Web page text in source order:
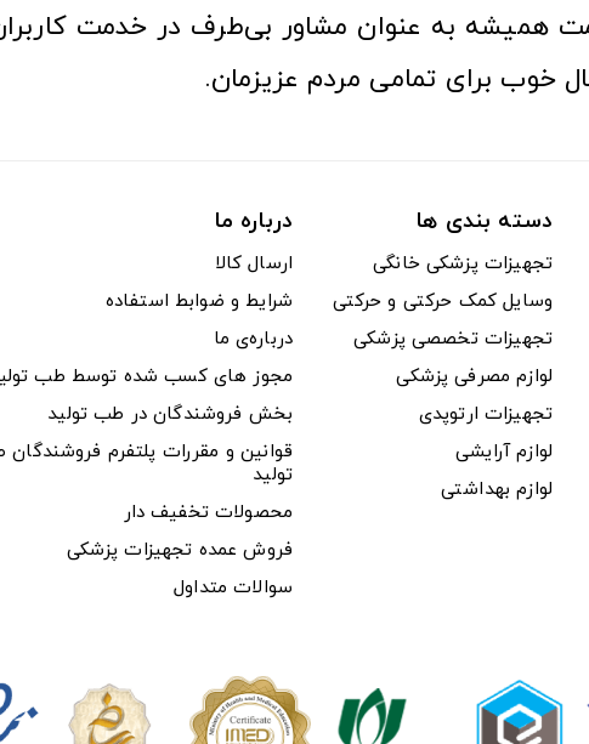
همیشه به عنوان مشاور بی‌طرف در خدمت
خوب برای تمامی مردم عزیزمان.
دسته بندی ها
تجهیزات پزشکی خانگی
وسایل کمک حرکتی و حرکتی
تجهیزات تخصصی پزشکی
لوازم مصرفی پزشکی
تجهیزات ارتوپدی
لوازم آرایشی
لوازم بهداشتی
درباره ما
ارسال کالا
شرایط و ضوابط استفاده
درباره‌ی ما
مجوز های کسب شده توسط طب
بخش فروشندگان در طب تولید
قوانین و مقررات پلتفرم
تولید
محصولات تخفیف دار
فروش عمده تجهیزات پزشکی
سوالات متداول